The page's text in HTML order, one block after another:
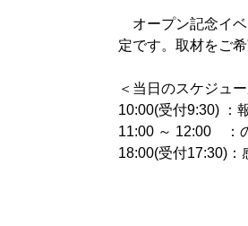
オープン記念イベ
定です。取材をご
＜当日のスケジュー
10:00(受付9:30) ：
11:00 ～ 12:00 ：
18:00(受付17:30)：
※東京の神
「スパイスカ
地元飲食店